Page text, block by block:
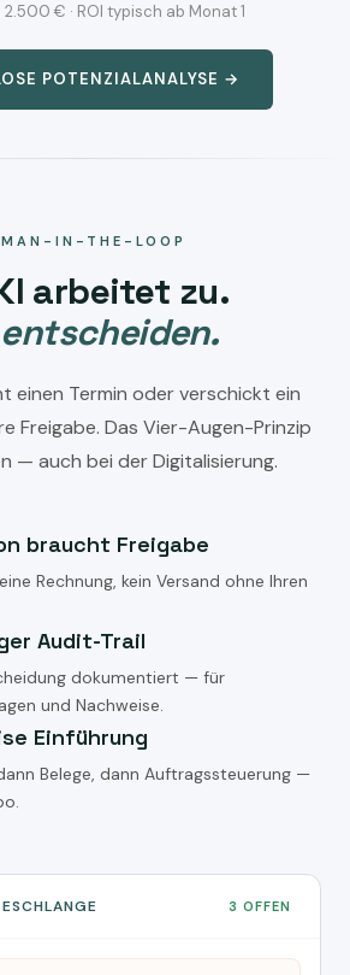
€ · ROI typisch ab Monat 1
POTENZIALANALYSE →
IN-THE-LOOP
arbeitet zu.
einen Termin oder verschickt ein
Freigabe. Das Vier-Augen-Prinzip
— auch bei der Digitalisierung.
braucht Freigabe
Rechnung, kein Versand ohne Ihren
Audit-Trail
dokumentiert — für
und Nachweise.
Einführung
Belege, dann Auftragssteuerung —
3 OFFEN